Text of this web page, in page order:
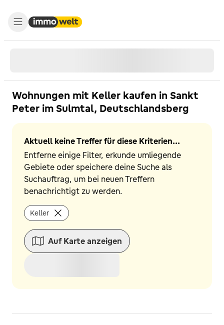
Wohnungen mit Keller kaufen in Sankt
Peter im Sulmtal, Deutschlandsberg
Aktuell keine Treffer für diese Kriterien...
Entferne einige Filter, erkunde umliegende
Gebiete oder speichere deine Suche als
Suchauftrag, um bei neuen Treffern
benachrichtigt zu werden.
Keller
Auf Karte anzeigen